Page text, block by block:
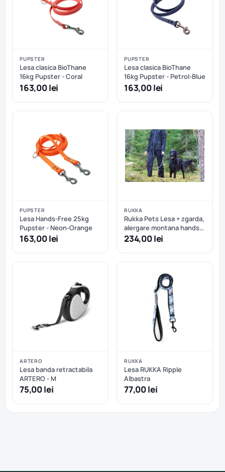
PUPSTER
Lesa clasica BioThane
16kg Pupster - Coral
163,00 lei
PUPSTER
Lesa clasica BioThane
16kg Pupster - Petrol-Blue
163,00 lei
PUPSTER
Lesa Hands-Free 25kg
Pupster - Neon-Orange
163,00 lei
RUKKA
Rukka Pets Lesa + zgarda,
alergare montana hands-
free
234,00 lei
ARTERO
Lesa banda retractabila
ARTERO - M
75,00 lei
RUKKA
Lesa RUKKA Ripple
Albastra
77,00 lei